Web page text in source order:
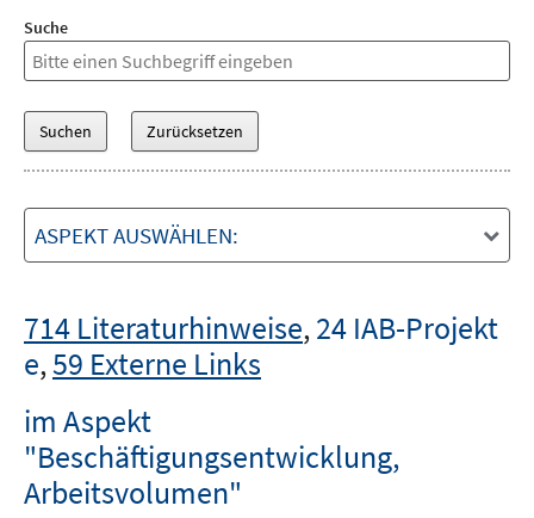
Suche
ASPEKT AUSWÄHLEN:
714 Literaturhinweise,24 IAB-Projekt
e,59 Externe Links
im Aspekt
"Beschäftigungsentwicklung,
Arbeitsvolumen"